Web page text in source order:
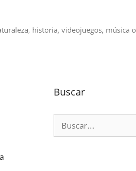
historia, videojuegos, música o
Buscar